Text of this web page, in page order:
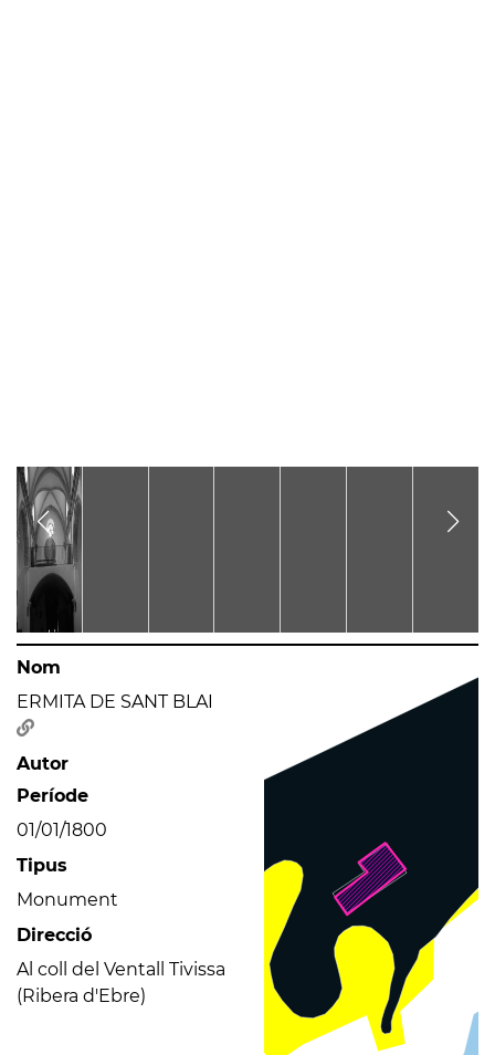
Nom
ERMITA DE SANT BLAI
Autor
Període
01/01/1800
Tipus
Monument
Direcció
Al coll del Ventall Tivissa
(Ribera d'Ebre)